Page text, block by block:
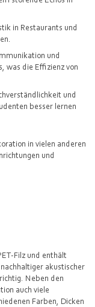
in Restaurants und
und
was die Effizienz von
und
besser lernen
in vielen anderen
und
Filz und enthält
akustischer
Neben den
auch viele
Farben, Dicken